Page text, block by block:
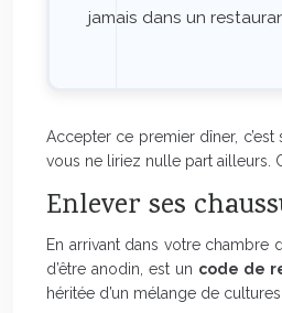
jamais dans un
Accepter ce premier dîner,
vous ne liriez nulle part ailleurs.
Enlever ses
En arrivant dans votre chambre
d’être anodin, est un code de
héritée d’un mélange de